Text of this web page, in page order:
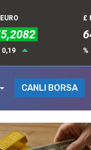
0,19
£
%
CANLI BORSA